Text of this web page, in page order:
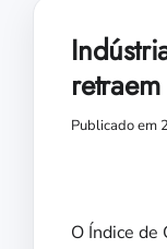
retraem
Publicado em
O Índice de